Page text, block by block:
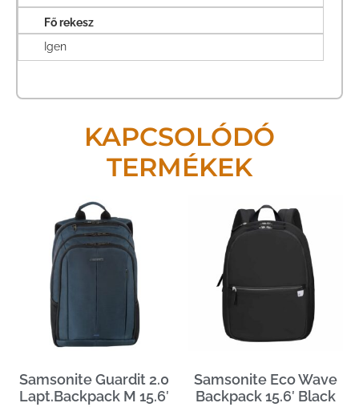
Fő rekesz
Igen
KAPCSOLÓDÓ
TERMÉKEK
Samsonite Guardit 2.0
Lapt.Backpack M 15.6′
Samsonite Eco Wave
Backpack 15.6′ Black